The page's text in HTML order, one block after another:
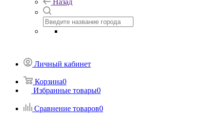
Назад
Личный кабинет
Корзина0
Избранные товары0
Сравнение товаров0